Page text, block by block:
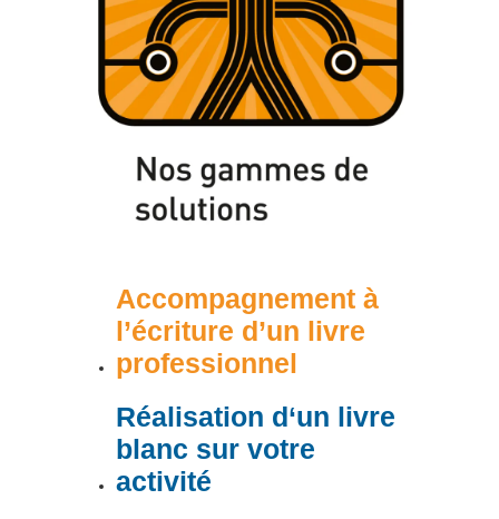
Accompagnement à
l’écriture d’un livre
professionnel
Réalisation d‘un livre
blanc sur votre
activité